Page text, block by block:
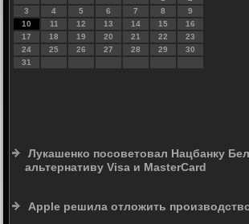
3
4 5 6 7 8
9
10
11 12 13 14 15
16
17
18 19 20 21 22
23
24
25 26 27 28 29
30
31
Лукашенко посоветовал Нацбанку
альтернативу Visa и MasterCard
Apple решила отложить